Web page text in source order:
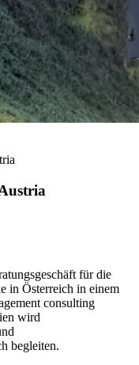
für die
in Österreich in einem
consulting
wird
begleiten.